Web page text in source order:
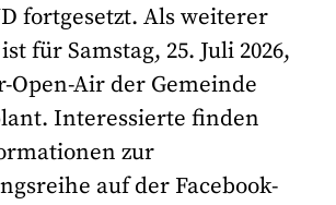
fortgesetzt. Als weiterer
für Samstag, 25. Juli 2026,
Open-Air der Gemeinde
Interessierte finden
zur
auf der Facebook-